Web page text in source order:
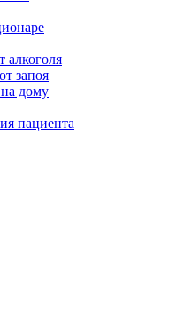
алкоголя
запоя
дому
пациента